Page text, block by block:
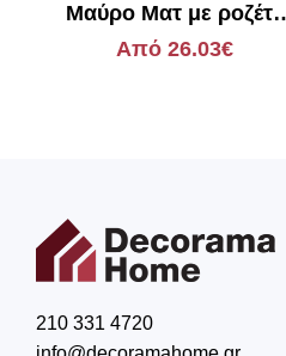
Μαύρο Ματ με ροζέτα
2185
Από 26.03€
210 331 4720